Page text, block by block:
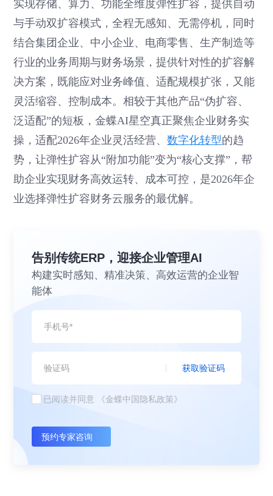
实现存储、算力、功能全维度弹性扩容，提供自动
与手动双扩容模式，全程无感知、无需停机，同时
结合集团企业、中小企业、电商零售、生产制造等
行业的业务周期与财务场景，提供针对性的扩容解
决方案，既能应对业务峰值、适配规模扩张，又能
灵活缩容、控制成本。相较于其他产品“伪扩容、
泛适配”的短板，金蝶AI星空真正聚焦企业财务实
操，适配2026年企业灵活经营、数字化转型的趋
势，让弹性扩容从“附加功能”变为“核心支撑”，帮
助企业实现财务高效运转、成本可控，是2026年企
业选择弹性扩容财务云服务的最优解。
告别传统ERP，迎接企业管理AI
构建实时感知、精准决策、高效运营的企业智
能体
获取验证码
已阅读并同意 《金蝶中国隐私政策》
预约专家咨询